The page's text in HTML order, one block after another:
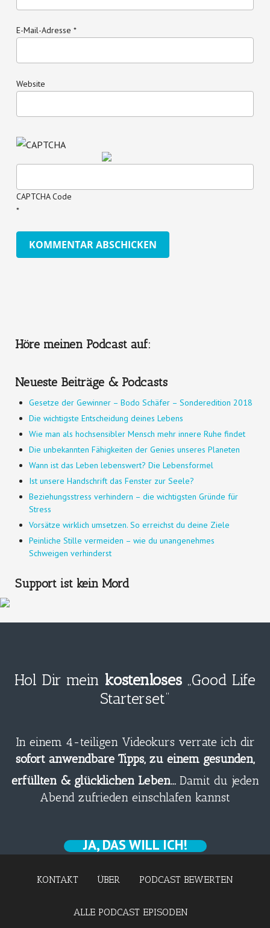
E-Mail-Adresse *
Website
CAPTCHA Code
*
Höre meinen Podcast auf:
Neueste Beiträge & Podcasts
Gesetze der Gewinner – Bodo Schäfer – Sonderedition 2018
Die wichtigste Entscheidung deines Lebens
Wie man als hochsensibler Mensch mehr innere Ruhe findet
Die unbekannten Fähigkeiten der Genies unseres Planeten
Wann ist das Leben lebenswert? Die Lebensformel
Ist unsere Handschrift das Fenster zur Seele?
Beziehungsstress verhindern – die wichtigsten Gründe für
Stress
Vorsätze wirklich umsetzen. So erreichst du deine Ziele
Peinliche Stille vermeiden – wie du unangenehmes
Schweigen verhinderst
Support ist kein Mord
Hol Dir mein kostenloses „Good Life
Starterset“
In einem 4-teiligen Videokurs verrate ich dir
sofort anwendbare Tipps, zu einem gesunden,
erfüllten & glücklichen Leben…Damit du jeden
Abend zufrieden einschlafen kannst
JA, DAS WILL ICH!
KONTAKT ÜBER PODCAST BEWERTEN
ALLE PODCAST EPISODEN